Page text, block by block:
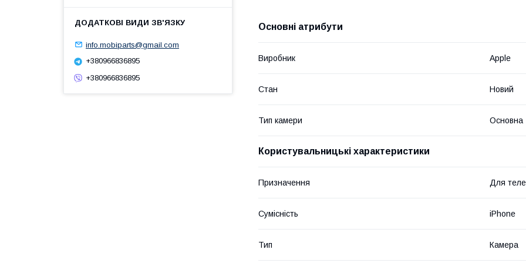
Основні атрибути
Виробник Apple
Стан Новий
Тип камери Основна
Користувальницькі характеристики
Призначення Для
Сумісність iPhone
Тип Камера
info.mobiparts@gmail.com
+380966836895
+380966836895